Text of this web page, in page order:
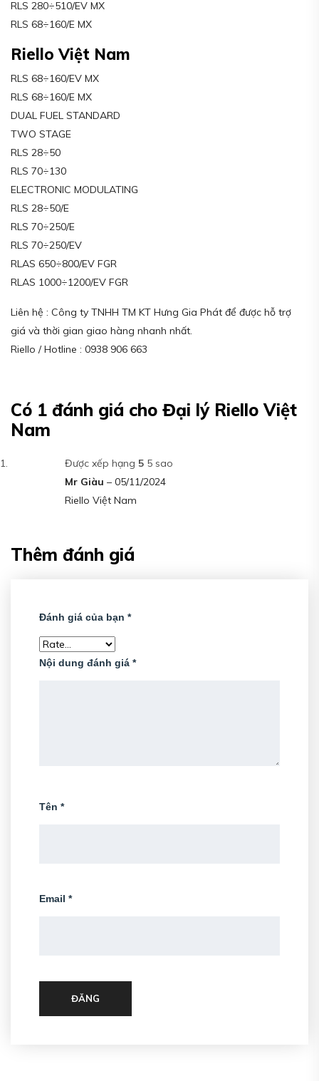
RLS 280÷510/EV MX
RLS 68÷160/E MX
Riello Việt Nam
RLS 68÷160/EV MX
RLS 68÷160/E MX
DUAL FUEL STANDARD
TWO STAGE
RLS 28÷50
RLS 70÷130
ELECTRONIC MODULATING
RLS 28÷50/E
RLS 70÷250/E
RLS 70÷250/EV
RLAS 650÷800/EV FGR
RLAS 1000÷1200/EV FGR
Liên hệ : Công ty TNHH TM KT Hưng Gia Phát để được hỗ trợ
giá và thời gian giao hàng nhanh nhất.
Riello / Hotline : 0938 906 663
Có 1 đánh giá cho Đại lý Riello Việt
Nam
Được xếp hạng 5 5 sao
Mr Giàu – 05/11/2024
Riello Việt Nam
Thêm đánh giá
Đánh giá của bạn *
Nội dung đánh giá *
Tên *
Email *
ĐĂNG